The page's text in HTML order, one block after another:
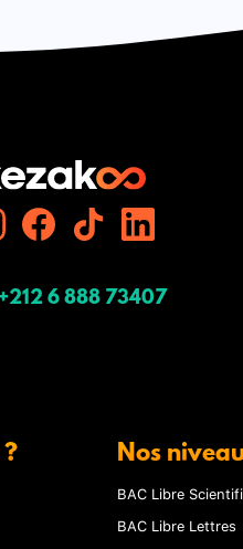
+212 6 888 73407
Nos
BAC Libre
BAC Libre Lettres